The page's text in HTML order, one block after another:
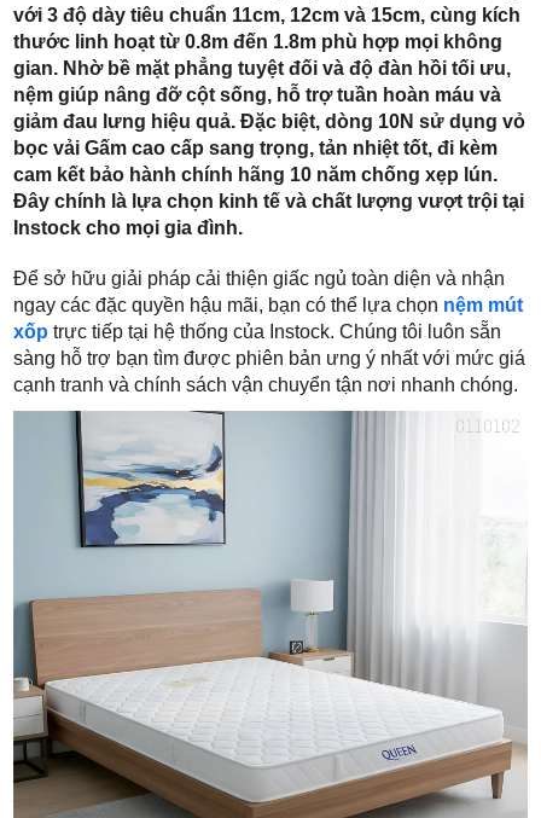
TP. HCM
với 3 độ dày tiêu chuẩn 11cm, 12cm và 15cm, cùng kích
thước linh hoạt từ 0.8m đến 1.8m phù hợp mọi không
gian. Nhờ bề mặt phẳng tuyệt đối và độ đàn hồi tối ưu,
nệm giúp nâng đỡ cột sống, hỗ trợ tuần hoàn máu và
giảm đau lưng hiệu quả. Đặc biệt, dòng 10N sử dụng vỏ
bọc vải Gấm cao cấp sang trọng, tản nhiệt tốt, đi kèm
cam kết bảo hành chính hãng 10 năm chống xẹp lún.
Đây chính là lựa chọn kinh tế và chất lượng vượt trội tại
Instock cho mọi gia đình.
Để sở hữu giải pháp cải thiện giấc ngủ toàn diện và nhận
ngay các đặc quyền hậu mãi, bạn có thể lựa chọn nệm mút
xốp trực tiếp tại hệ thống của Instock. Chúng tôi luôn sẵn
sàng hỗ trợ bạn tìm được phiên bản ưng ý nhất với mức giá
cạnh tranh và chính sách vận chuyển tận nơi nhanh chóng.